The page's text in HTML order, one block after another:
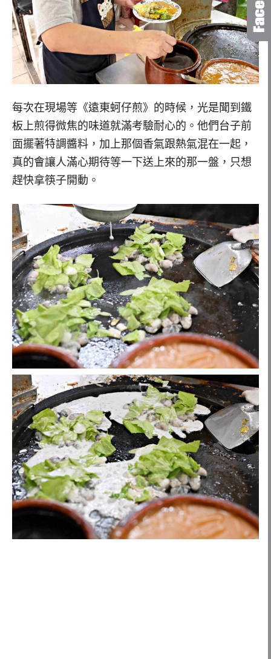
每次在現場等《遠東蚵仔煎》的時候，光是聞到鐵
板上煎得微焦的味道就滿考驗耐心的。他們台子前
面擺著特調醬料，加上那個香氣跟熱氣混在一起，
真的會讓人滿心期待等一下送上來的那一盤，只想
趕快拿筷子開動。